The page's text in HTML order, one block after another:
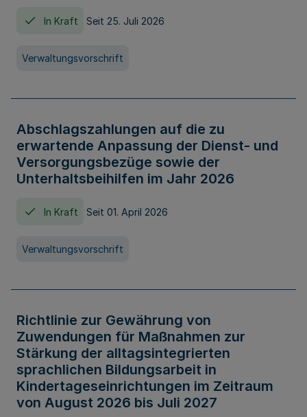
In Kraft Seit 25. Juli 2026
Verwaltungsvorschrift
Abschlagszahlungen auf die zu
erwartende Anpassung der Dienst- und
Versorgungsbezüge sowie der
Unterhaltsbeihilfen im Jahr 2026
In Kraft Seit 01. April 2026
Verwaltungsvorschrift
Richtlinie zur Gewährung von
Zuwendungen für Maßnahmen zur
Stärkung der alltagsintegrierten
sprachlichen Bildungsarbeit in
Kindertageseinrichtungen im Zeitraum
von August 2026 bis Juli 2027